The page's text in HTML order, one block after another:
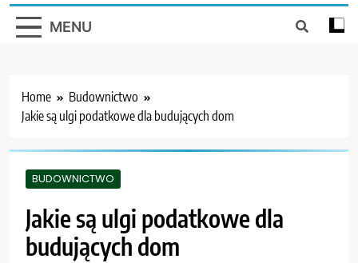
MENU
Home
Budownictwo
Jakie są ulgi podatkowe dla budujących dom
BUDOWNICTWO
Jakie są ulgi podatkowe dla
budujących dom